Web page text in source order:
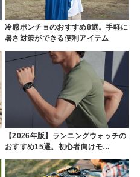
冷感ポンチョのおすすめ8選。手軽に
暑さ対策ができる便利アイテム
【2026年版】ランニングウォッチの
おすすめ15選。初心者向けモ…